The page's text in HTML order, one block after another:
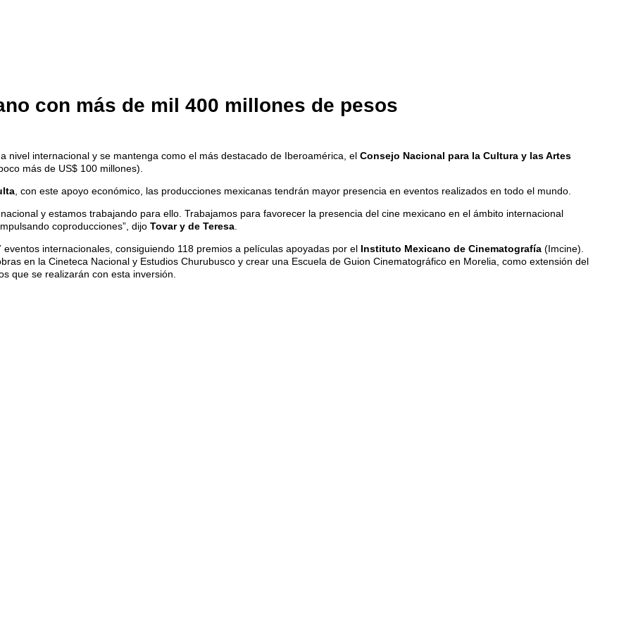
con más de mil 400 millones de pesos
nivel internacional y se mantenga como el más destacado de Iberoamérica, el Consejo Nacional para la Cultura y las Artes
más de US$ 100 millones).
, con este apoyo económico, las producciones mexicanas tendrán mayor presencia en eventos realizados en todo el mundo.
y estamos trabajando para ello. Trabajamos para favorecer la presencia del cine mexicano en el ámbito internacional
coproducciones”, dijo Tovar y de Teresa
internacionales, consiguiendo 118 premios a películas apoyadas por el Instituto Mexicano de Cinematografía (Imcine).
en la Cineteca Nacional y Estudios Churubusco y crear una Escuela de Guion Cinematográfico en Morelia, como extensión del
que se realizarán con esta inversión.